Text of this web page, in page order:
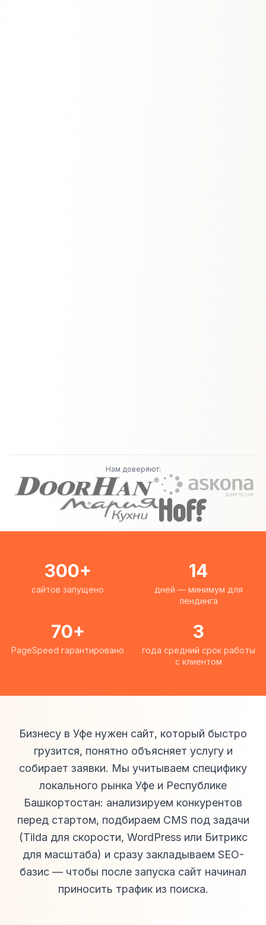
Нам доверяют:
300+
сайтов запущено
14
дней — минимум для
лендинга
70+
PageSpeed гарантировано
3
года средний срок работы
с клиентом
Бизнесу в Уфе нужен сайт, который быстро
грузится, понятно объясняет услугу и
собирает заявки. Мы учитываем специфику
локального рынка Уфе и Республике
Башкортостан: анализируем конкурентов
перед стартом, подбираем CMS под задачи
(Tilda для скорости, WordPress или Битрикс
для масштаба) и сразу закладываем SEO-
базис — чтобы после запуска сайт начинал
приносить трафик из поиска.